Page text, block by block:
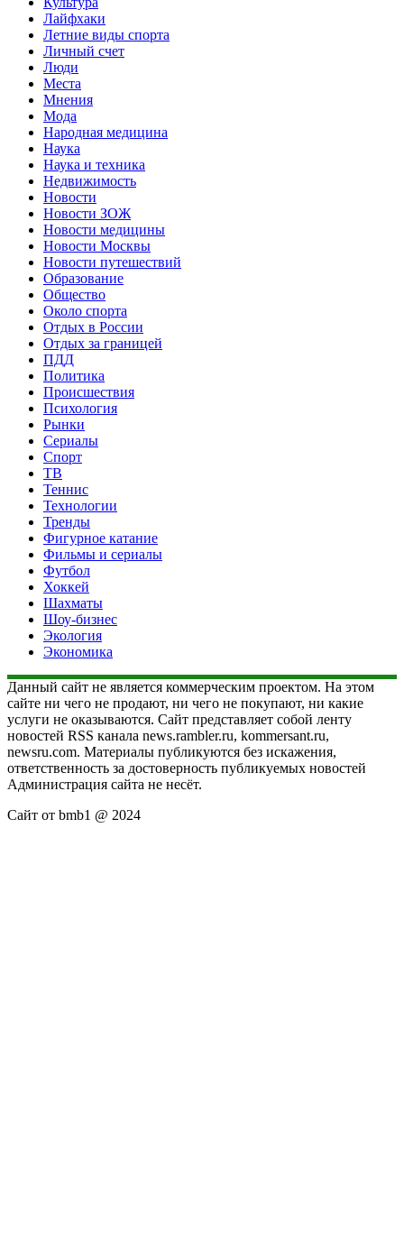
Лайфхаки
Летние виды спорта
Личный счет
Люди
Места
Мнения
Мода
Народная медицина
Наука
Наука и техника
Недвижимость
Новости
Новости ЗОЖ
Новости медицины
Новости Москвы
Новости путешествий
Образование
Общество
Около спорта
Отдых в России
Отдых за границей
ПДД
Политика
Происшествия
Психология
Рынки
Сериалы
Спорт
ТВ
Теннис
Технологии
Тренды
Фигурное катание
Фильмы и сериалы
Футбол
Хоккей
Шахматы
Шоу-бизнес
Экология
Экономика
Данный сайт не является коммерческим проектом. На этом
сайте ни чего не продают, ни чего не покупают, ни какие
услуги не оказываются. Сайт представляет собой ленту
новостей RSS канала news.rambler.ru, kommersant.ru,
newsru.com. Материалы публикуются без искажения,
ответственность за достоверность публикуемых новостей
Администрация сайта не несёт.
Сайт от bmb1 @ 2024